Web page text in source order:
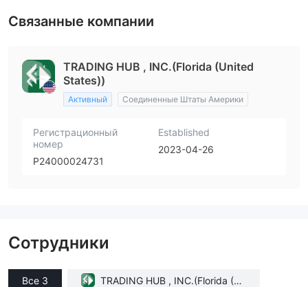
Связанные компании
TRADING HUB , INC.(Florida (United
States))
Активный Соединенные Штаты Америки
Регистрационный
номер
P24000024731
Established
2023-04-26
Сотрудники
Все 3
TRADING HUB , INC.(Florida (Un